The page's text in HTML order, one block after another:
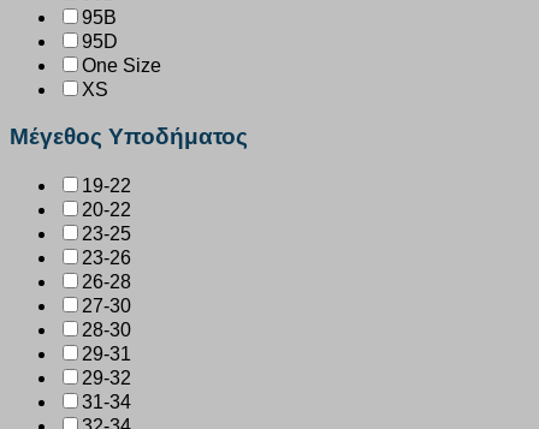
95B
95D
One Size
XS
Μέγεθος Υποδήματος
19-22
20-22
23-25
23-26
26-28
27-30
28-30
29-31
29-32
31-34